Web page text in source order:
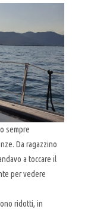
sempre
Da ragazzino
a toccare il
per vedere
ridotti, in